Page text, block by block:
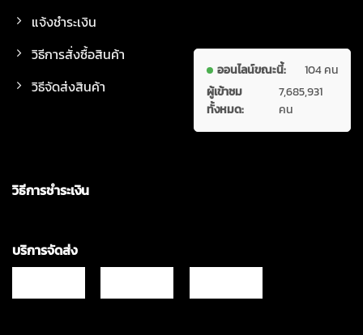
แจ้งชำระเงิน
วิธีการสั่งซื้อสินค้า
วิธีจัดส่งสินค้า
ออนไลน์ขณะนี้:
104 คน
ผู้เข้าชม
ทั้งหมด:
7,685,931
คน
วิธีการชำระเงิน
บริการจัดส่ง